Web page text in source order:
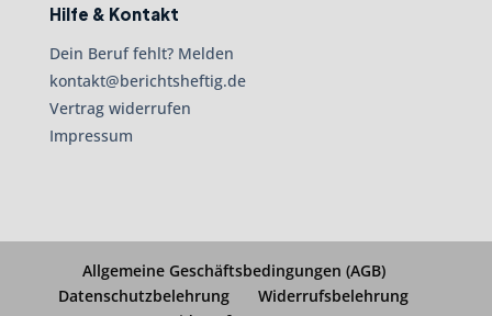
Hilfe & Kontakt
Dein Beruf fehlt? Melden
kontakt@berichtsheftig.de
Vertrag widerrufen
Impressum
Allgemeine Geschäftsbedingungen (AGB)
Datenschutzbelehrung
Widerrufsbelehrung